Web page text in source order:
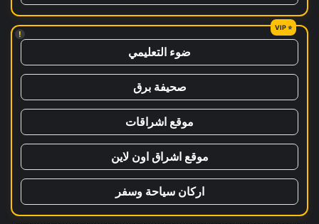
!
ضوء التعليمي
صحيفة برق
موقع اشراقات
موقع اشراق اون لاين
اركان سياحة وسفر